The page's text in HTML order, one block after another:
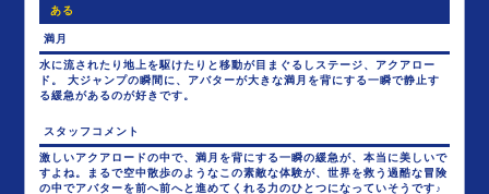
ある
満月
水に流されたり地上を駆けたりと移動が目まぐるしステージ、アクアロー
ド。 大ジャンプの瞬間に、アバターが大きな満月を背にする一瞬で静止す
る緩急があるのが好きです。
スタッフコメント
激しいアクアロードの中で、満月を背にする一瞬の緩急が、本当に美しいで
すよね。まるで空中散歩のようなこの素敵な体験が、世界を救う過酷な冒険
の中でアバターを前へ前へと進めてくれる力のひとつになっていそうです♪